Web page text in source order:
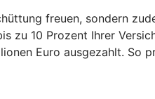
freuen, sondern
zu 10 Prozent Ihrer
Euro ausgezahlt. So